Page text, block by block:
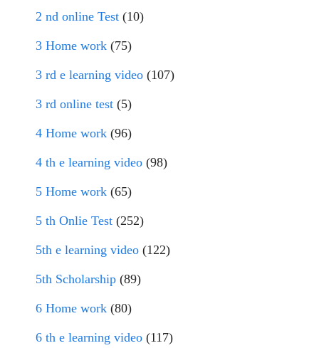
2 nd online Test (10)
3 Home work (75)
3 rd e learning video (107)
3 rd online test (5)
4 Home work (96)
4 th e learning video (98)
5 Home work (65)
5 th Onlie Test (252)
5th e learning video (122)
5th Scholarship (89)
6 Home work (80)
6 th e learning video (117)